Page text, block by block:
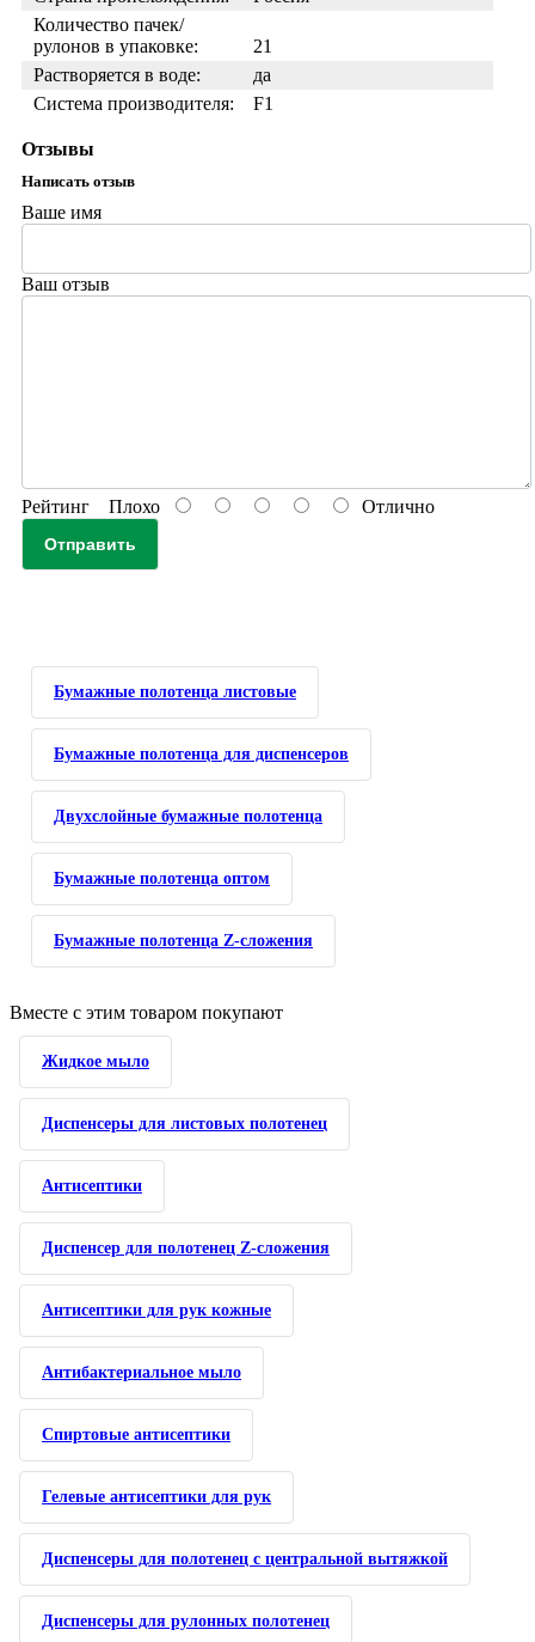
Количество пачек/
рулонов в упаковке:
21
Растворяется в воде:
да
Система производителя:
F1
Отзывы
Написать отзыв
Ваше имя
Ваш отзыв
Рейтинг Плохо Отлично
Отправить
Бумажные полотенца листовые
Бумажные полотенца для диспенсеров
Двухслойные бумажные полотенца
Бумажные полотенца оптом
Бумажные полотенца Z-сложения
Вместе с этим товаром покупают
Жидкое мыло
Диспенсеры для листовых полотенец
Антисептики
Диспенсер для полотенец Z-сложения
Антисептики для рук кожные
Антибактериальное мыло
Спиртовые антисептики
Гелевые антисептики для рук
Диспенсеры для полотенец с центральной вытяжкой
Диспенсеры для рулонных полотенец